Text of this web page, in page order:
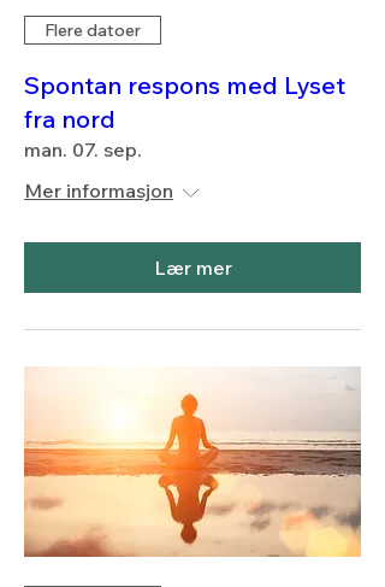
Flere datoer
Spontan respons med Lyset
fra nord
man. 07. sep.
Mer informasjon
Lær mer